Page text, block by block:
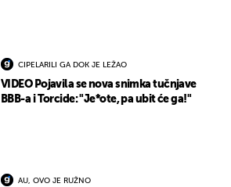
CIPELARILI GA DOK JE LEŽAO
VIDEO Pojavila se nova snimka tučnjave
BBB-a i Torcide: "Je*ote, pa ubit će ga!"
AU, OVO JE RUŽNO